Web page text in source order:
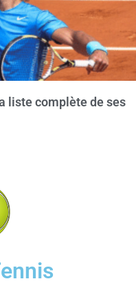
liste complète de ses